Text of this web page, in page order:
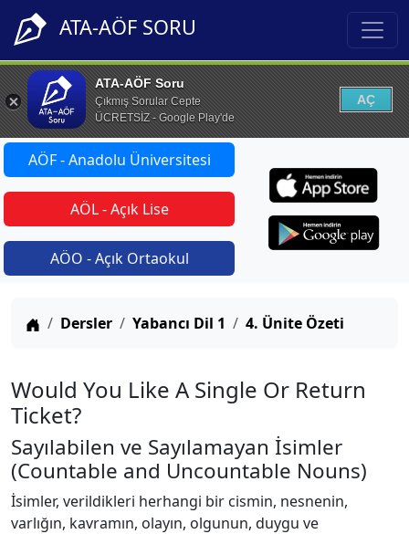
ATA-AÖF SORU
ATA-AÖF Soru
Çıkmış Sorular Cepte
ÜCRETSİZ - Google Play'de
AÇ
AÖF - Anadolu Üniversitesi
AÖL - Açık Lise
AÖO - Açık Ortaokul
Anasayfa
Dersler Yabancı Dil 1 4. Ünite Özeti
Would You Like A Single Or Return
Ticket?
Sayılabilen ve Sayılamayan İsimler
(Countable and Uncountable Nouns)
İsimler, verildikleri herhangi bir cismin, nesnenin,
varlığın, kavramın, olayın, olgunun, duygu ve